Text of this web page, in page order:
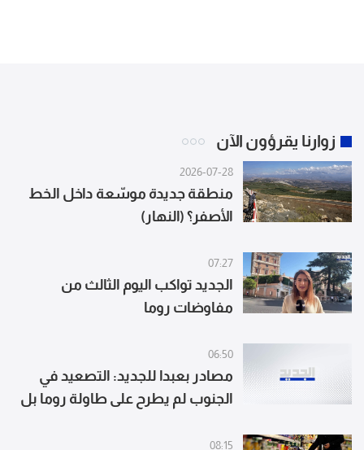
زوارنا يقرؤون الآن
2026-07-28
منطقة جديدة موسّعة داخل الخط
الأصفر؟ (النهار)
07:27
الجديد تواكب اليوم الثالث من
مفاوضات روما
06:50
مصادر بعبدا للجديد: التصعيد في
الجنوب لم يطرح على طاولة روما بل
08:15